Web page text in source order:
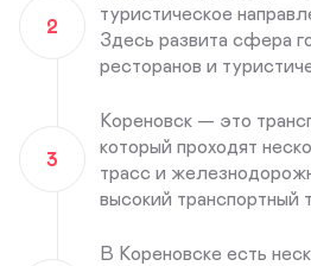
2
туристическое
Здесь развита сфера
ресторанов и
3
Кореновск — это
который проходят
трасс и
высокий транспортный
В Кореновске есть